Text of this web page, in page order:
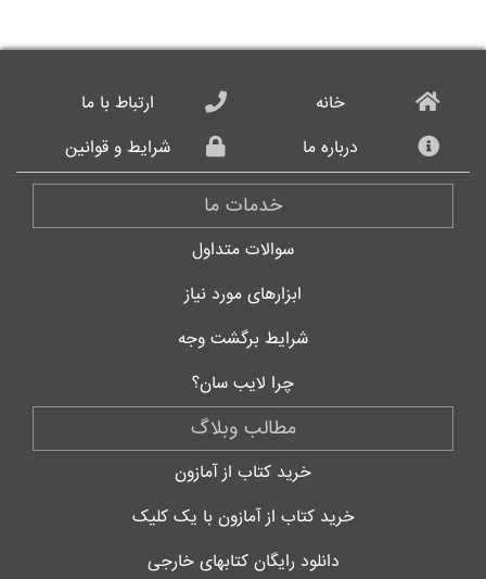
خانه
ارتباط با ما
درباره ما
شرایط و قوانین
خدمات ما
سوالات متداول
ابزارهای مورد نیاز
شرایط برگشت وجه
چرا لایب سان؟
مطالب وبلاگ
خرید کتاب از آمازون
خرید کتاب از آمازون با یک کلیک
دانلود رایگان کتابهای خارجی